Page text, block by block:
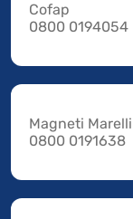
Cofap
0800 0194054
Magneti Marelli
0800 0191638